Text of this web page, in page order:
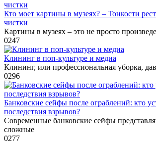
Кто моет картины в музеях? – Тонкости
чистки
Картины в музеях – это не просто
0247
Клининг в поп-культуре и медиа
Клининг, или профессиональная уборка,
0296
Банковские сейфы после ограблений: кто
последствия взрывов?
Современные банковские сейфы
сложные
0277